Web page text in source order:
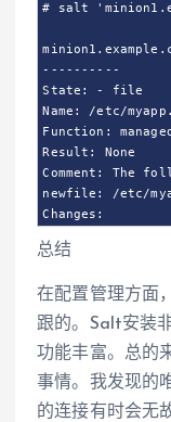
# salt
----------
State: - file
Name: /etc/
Function: managed
Result: None
Comment: The
newfile: /etc/
总结
在配置管理方面
跟的。Salt安装
功能丰富。总的
事情。我发现的
的连接有时会无